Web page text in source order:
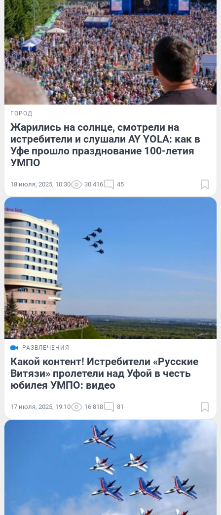
ГОРОД
Жарились на солнце, смотрели на
истребители и слушали AY YOLA: как в
Уфе прошло празднование 100-летия
УМПО
18 июля, 2025, 10:30 30 416 45
РАЗВЛЕЧЕНИЯ
Какой контент! Истребители «Русские
Витязи» пролетели над Уфой в честь
юбилея УМПО: видео
17 июля, 2025, 19:10 16 818 81